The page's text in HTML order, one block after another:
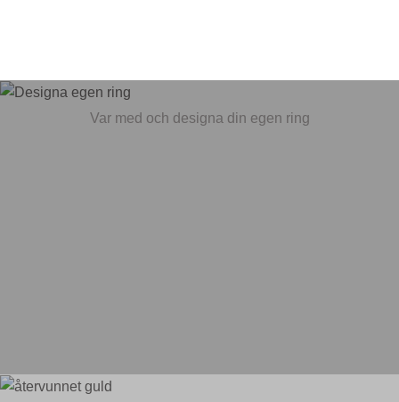
Var med och designa din egen ring